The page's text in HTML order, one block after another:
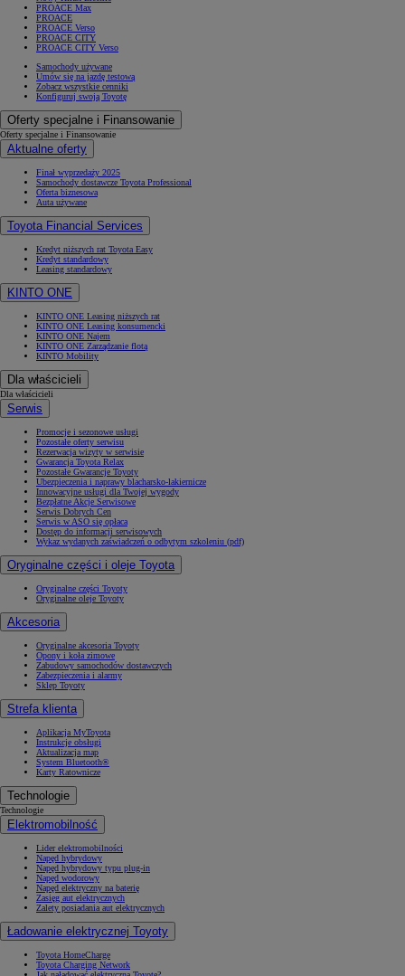
PROACE Max
PROACE
PROACE Verso
PROACE CITY
PROACE CITY Verso
Samochody używane
Umów się na jazdę testową
Zobacz wszystkie cenniki
Konfiguruj swoją Toyotę
Oferty specjalne i Finansowanie
Oferty specjalne i Finansowanie
Aktualne oferty
Finał wyprzedaży 2025
Samochody dostawcze Toyota Professional
Oferta biznesowa
Auta używane
Toyota Financial Services
Kredyt niższych rat Toyota Easy
Kredyt standardowy
Leasing standardowy
KINTO ONE
KINTO ONE Leasing niższych rat
KINTO ONE Leasing konsumencki
KINTO ONE Najem
KINTO ONE Zarządzanie flotą
KINTO Mobility
Dla właścicieli
Dla właścicieli
Serwis
Promocje i sezonowe usługi
Pozostałe oferty serwisu
Rezerwacja wizyty w serwisie
Gwarancja Toyota Relax
Pozostałe Gwarancje Toyoty
Ubezpieczenia i naprawy blacharsko-lakiernicze
Innowacyjne usługi dla Twojej wygody
Bezpłatne Akcje Serwisowe
Serwis Dobrych Cen
Serwis w ASO się opłaca
Dostęp do informacji serwisowych
Wykaz wydanych zaświadczeń o odbytym szkoleniu (pdf)
Oryginalne części i oleje Toyota
Oryginalne części Toyoty
Oryginalne oleje Toyoty
Akcesoria
Oryginalne akcesoria Toyoty
Opony i koła zimowe
Zabudowy samochodów dostawczych
Zabezpieczenia i alarmy
Sklep Toyoty
Strefa klienta
Aplikacja MyToyota
Instrukcje obsługi
Aktualizacja map
System Bluetooth®
Karty Ratownicze
Technologie
Technologie
Elektromobilność
Lider elektromobilności
Napęd hybrydowy
Napęd hybrydowy typu plug-in
Napęd wodorowy
Napęd elektryczny na baterię
Zasięg aut elektrycznych
Zalety posiadania aut elektrycznych
Ładowanie elektrycznej Toyoty
Toyota HomeCharge
Toyota Charging Network